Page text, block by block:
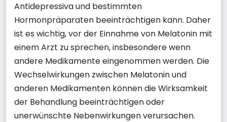
Antidepressiva und bestimmten
Hormonpräparaten beeinträchtigen kann. Daher
ist es wichtig, vor der Einnahme von Melatonin mit
einem Arzt zu sprechen, insbesondere wenn
andere Medikamente eingenommen werden. Die
Wechselwirkungen zwischen Melatonin und
anderen Medikamenten können die Wirksamkeit
der Behandlung beeinträchtigen oder
unerwünschte Nebenwirkungen verursachen.